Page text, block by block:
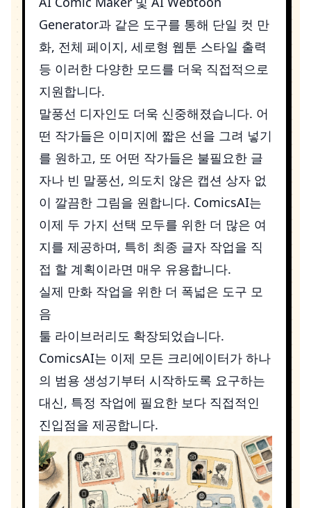
Generator과 같은 도구를 통해 단일 컷 만
화, 전체 페이지, 세로형 웹툰 스타일 출력
등 이러한 다양한 모드를 더욱 직접적으로
지원합니다.
말풍선 디자인도 더욱 신중해졌습니다. 어
떤 작가들은 이미지에 짧은 선을 그려 넣기
를 원하고, 또 어떤 작가들은 불필요한 글
자나 빈 말풍선, 의도치 않은 캡션 상자 없
이 깔끔한 그림을 원합니다. ComicsAI는
이제 두 가지 선택 모두를 위한 더 많은 여
지를 제공하며, 특히 최종 글자 작업을 직
접 할 계획이라면 매우 유용합니다.
실제 만화 작업을 위한 더 폭넓은 도구 모
음
툴 라이브러리도 확장되었습니다.
ComicsAI는 이제 모든 크리에이터가 하나
의 범용 생성기부터 시작하도록 요구하는
대신, 특정 작업에 필요한 보다 직접적인
진입점을 제공합니다.